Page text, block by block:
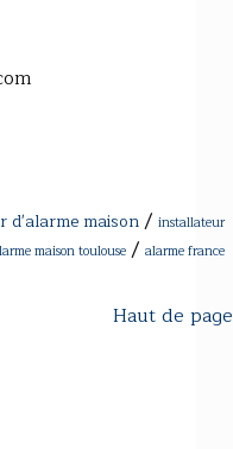
d'alarme maison/ installateur
maison toulouse / alarme france
Haut de page